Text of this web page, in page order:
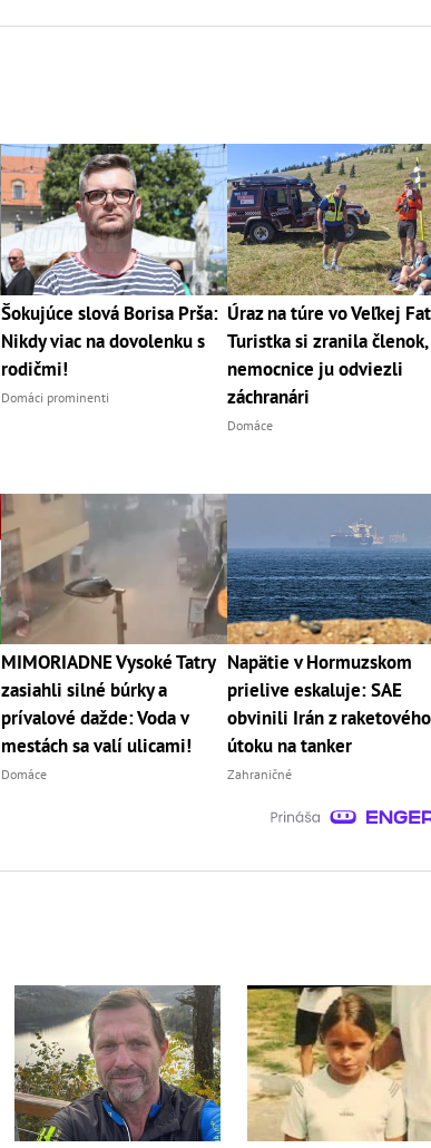
Šokujúce slová Borisa Prša:
Nikdy viac na dovolenku s
rodičmi!
Domáci prominenti
Úraz na túre vo Veľkej
Turistka si zranila
nemocnice ju odviezli
záchranári
Domáce
MIMORIADNE Vysoké Tatry
zasiahli silné búrky a
prívalové dažde: Voda v
mestách sa valí ulicami!
Domáce
Napätie v Hormuzskom
prielive eskaluje: SAE
obvinili Irán z raketového
útoku na tanker
Zahraničné